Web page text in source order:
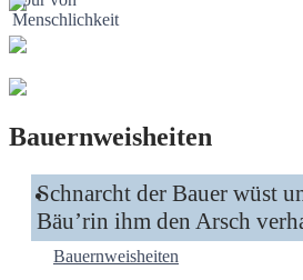
Bauernweisheiten
Schnarcht der Bauer wüst
Bäu’rin ihm den Arsch
Bauernweisheiten